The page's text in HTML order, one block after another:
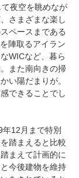
夜空を眺めなが
さまざまな楽し
ペースまである
陣取るアイラン
WICなど、暮ら
また南向きの掃
い陽だまりが。
できることでし
年12月まで特別
踏まえると比較
まえて計画的に
今後建物を維持